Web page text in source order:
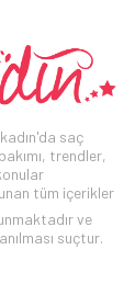
saç
trendler,
tüm içerikler
ve
suçtur.